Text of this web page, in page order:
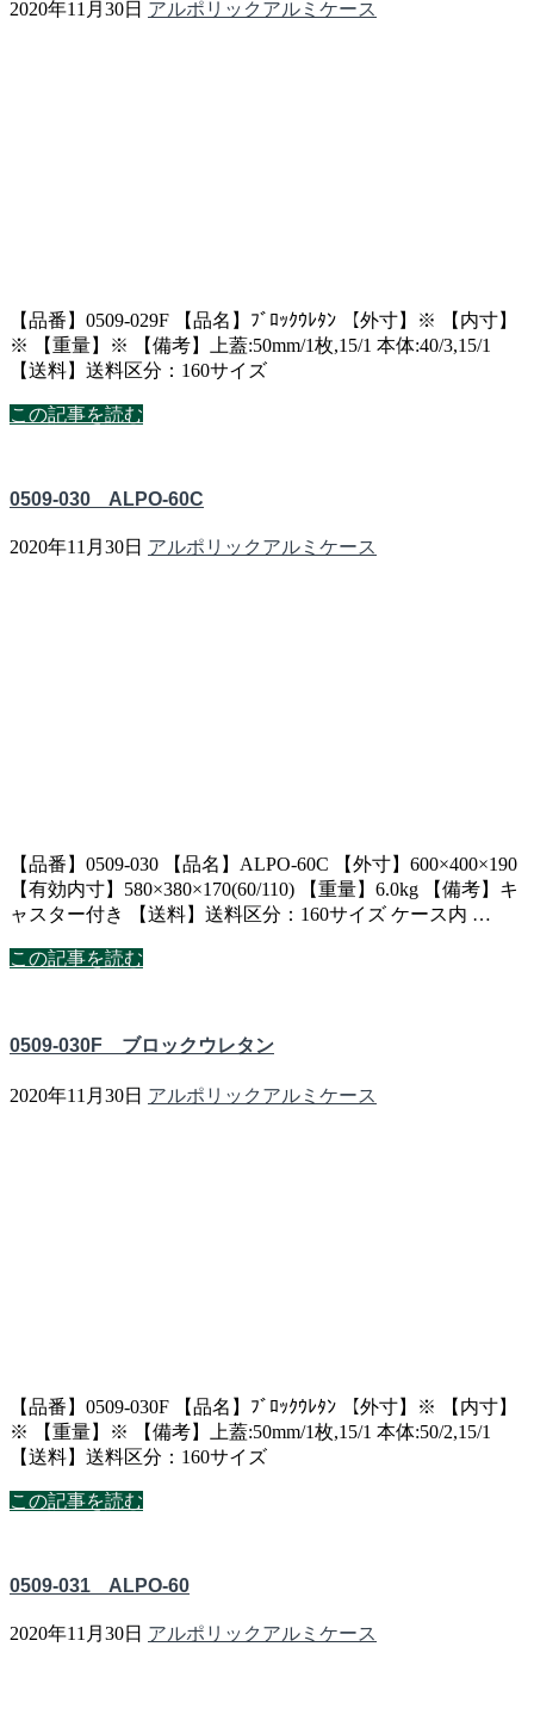
2020年11月30日 アルポリックアルミケース
【品番】0509-029F 【品名】ﾌﾞﾛｯｸｳﾚﾀﾝ 【外寸】※ 【内寸】
※ 【重量】※ 【備考】上蓋:50mm/1枚,15/1 本体:40/3,15/1
【送料】送料区分：160サイズ
この記事を読む
0509-030 ALPO-60C
2020年11月30日 アルポリックアルミケース
【品番】0509-030 【品名】ALPO-60C 【外寸】600×400×190
【有効内寸】580×380×170(60/110) 【重量】6.0kg 【備考】キ
ャスター付き 【送料】送料区分：160サイズ ケース内 …
この記事を読む
0509-030F ブロックウレタン
2020年11月30日 アルポリックアルミケース
【品番】0509-030F 【品名】ﾌﾞﾛｯｸｳﾚﾀﾝ 【外寸】※ 【内寸】
※ 【重量】※ 【備考】上蓋:50mm/1枚,15/1 本体:50/2,15/1
【送料】送料区分：160サイズ
この記事を読む
0509-031 ALPO-60
2020年11月30日 アルポリックアルミケース